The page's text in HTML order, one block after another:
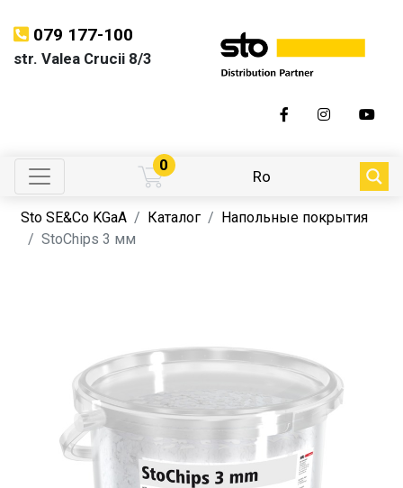
079 177-100
str. Valea Crucii 8/3
0
Ro
Sto SE&Co KGaA Каталог
Напольные покрытия
StoChips 3 мм